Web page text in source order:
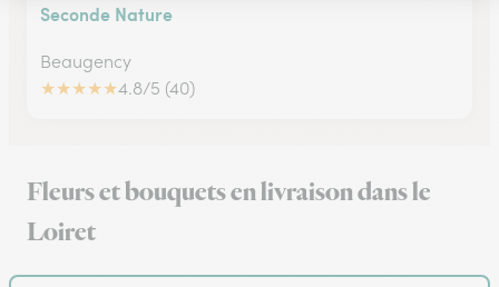
Seconde Nature
Beaugency
★★★★★4.8/5 (40)
Fleurs et bouquets en livraison dans le
Loiret